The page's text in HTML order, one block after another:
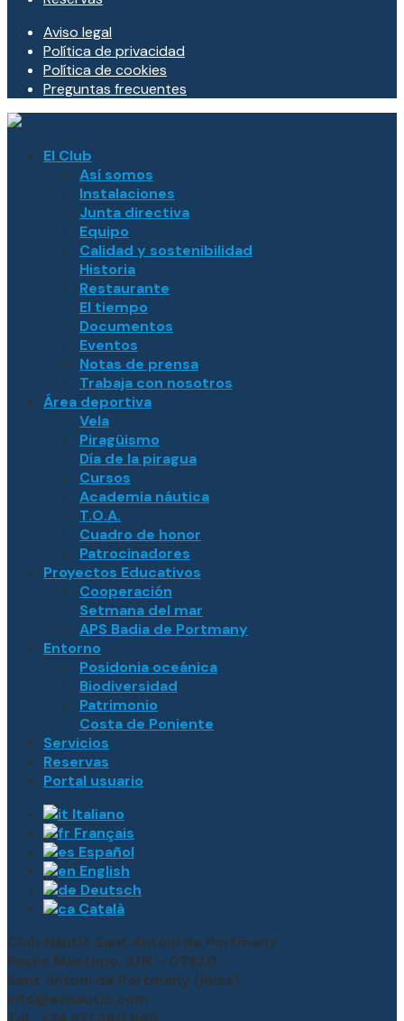
Aviso legal
Política de privacidad
Política de cookies
Preguntas frecuentes
El Club
Así somos
Instalaciones
Junta directiva
Equipo
Calidad y sostenibilidad
Historia
Restaurante
El tiempo
Documentos
Eventos
Notas de prensa
Trabaja con nosotros
Área deportiva
Vela
Piragüismo
Día de la piragua
Cursos
Academia náutica
T.O.A.
Cuadro de honor
Patrocinadores
Proyectos Educativos
Cooperación
Setmana del mar
APS Badia de Portmany
Entorno
Posidonia oceánica
Biodiversidad
Patrimonio
Costa de Poniente
Servicios
Reservas
Portal usuario
Italiano
Français
Español
English
Deutsch
Català
Club Nàutic Sant Antoni de Portmany
Paseo Marítimo, S/N – 07820
Sant Antoni de Portmany (Ibiza)
info@esnautic.com